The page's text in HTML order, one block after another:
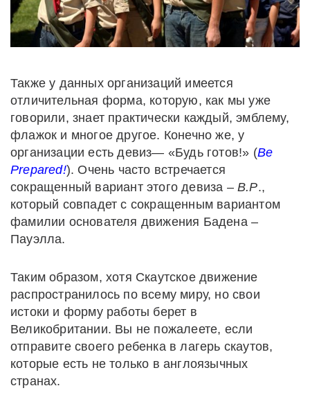
Также у данных организаций имеется
отличительная форма, которую, как мы уже
говорили, знает практически каждый, эмблему,
флажок и многое другое. Конечно же, у
организации есть девиз— «Будь готов!» (Be
Prepared!). Очень часто встречается
сокращенный вариант этого девиза –B.P.,
который совпадет с сокращенным вариантом
фамилии основателя движения Бадена –
Пауэлла.
Таким образом, хотя Скаутское движение
распространилось по всему миру, но свои
истоки и форму работы берет в
Великобритании. Вы не пожалеете, если
отправите своего ребенка в лагерь скаутов,
которые есть не только в англоязычных
странах.